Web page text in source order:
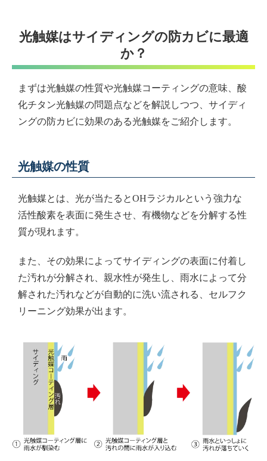
光触媒はサイディングの防カビに最適
か？
まずは光触媒の性質や光触媒コーティングの意味、酸
化チタン光触媒の問題点などを解説しつつ、サイディ
ングの防カビに効果のある光触媒をご紹介します。
光触媒の性質
光触媒とは、光が当たるとOHラジカルという強力な
活性酸素を表面に発生させ、有機物などを分解する性
質が現れます。
また、その効果によってサイディングの表面に付着し
た汚れが分解され、親水性が発生し、雨水によって分
解された汚れなどが自動的に洗い流される、セルフク
リーニング効果が出ます。